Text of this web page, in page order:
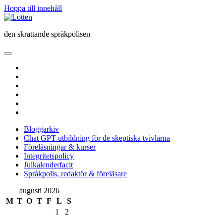
Hoppa till innehåll
Lotten
den skrattande språkpolisen
öppna
meny
Bloggarkiv
Chat GPT-utbildning för de skeptiska tvivlarna
Föreläsningar & kurser
Integritetspolicy
Julkalenderfacit
Språkpolis, redaktör & föreläsare
Sidopanel
augusti 2026
M T O T F L
S
1
2